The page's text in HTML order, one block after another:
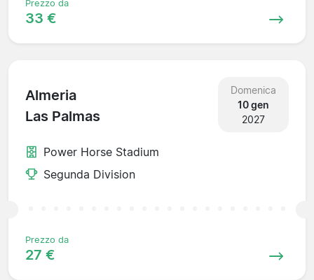
Prezzo da
33 €
Almeria
Las Palmas
Domenica
10 gen
2027
Power Horse Stadium
Segunda Division
Prezzo da
27 €